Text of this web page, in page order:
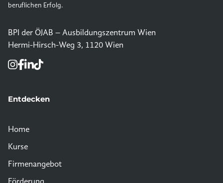
beruflichen Erfolg.
BPI der ÖJAB – Ausbildungszentrum Wien
Hermi-Hirsch-Weg 3, 1120 Wien
Entdecken
Home
Kurse
Firmenangebot